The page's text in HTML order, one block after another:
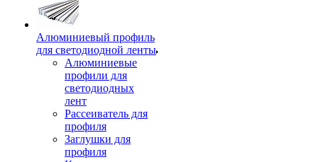
Алюминиевый профиль
для светодиодной ленты
Алюминиевые
профили для
светодиодных
лент
Рассеиватель для
профиля
Заглушки для
профиля